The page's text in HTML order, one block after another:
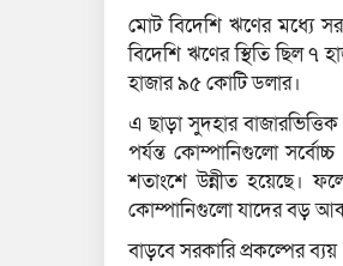
মোট বিদেশি ঋণের মধ্যে
বিদেশি ঋণের স্থিতি ছিল ৭
হাজার ৯৫ কোটি ডলার।
এ ছাড়া সুদহার
পর্যন্ত কোম্পানিগুলো
শতাংশে উন্নীত হয়েছে।
কোম্পানিগুলো যাদের বড়
বাড়বে সরকারি প্রকল্পের ব্যয়